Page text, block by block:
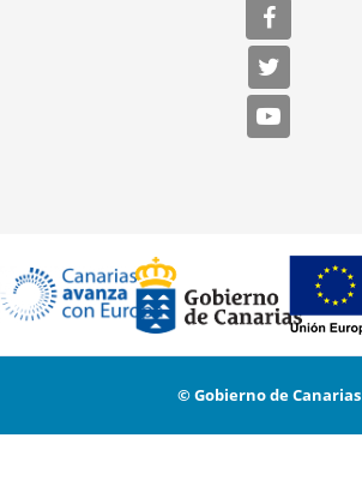
© Gobierno de Canarias